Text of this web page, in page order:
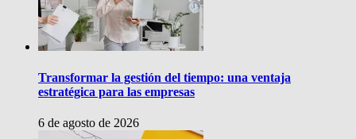
Transformar la gestión del tiempo: una ventaja
estratégica para las empresas
6 de agosto de 2026